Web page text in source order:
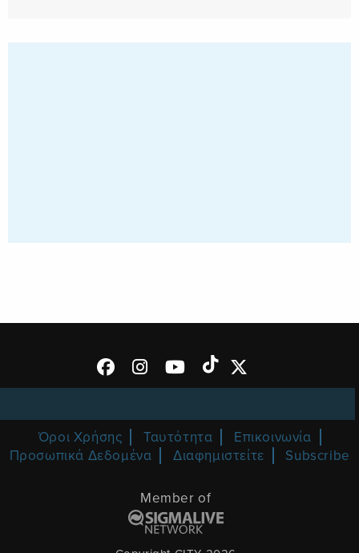
Όροι Χρήσης Ταυτότητα
Επικοινωνία
Προσωπικά Δεδομένα
Διαφημιστείτε Subscribe
Member of